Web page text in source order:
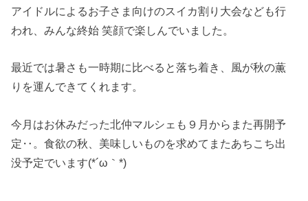
アイドルによるお子さま向けのスイカ割り大会なども行
われ、みんな終始 笑顔で楽しんでいました。
最近では暑さも一時期に比べると落ち着き、風が秋の薫
りを運んできてくれます。
今月はお休みだった北仲マルシェも９月からまた再開予
定‥。食欲の秋、美味しいものを求めてまたあちこち出
没予定でいます(*´ω｀*)